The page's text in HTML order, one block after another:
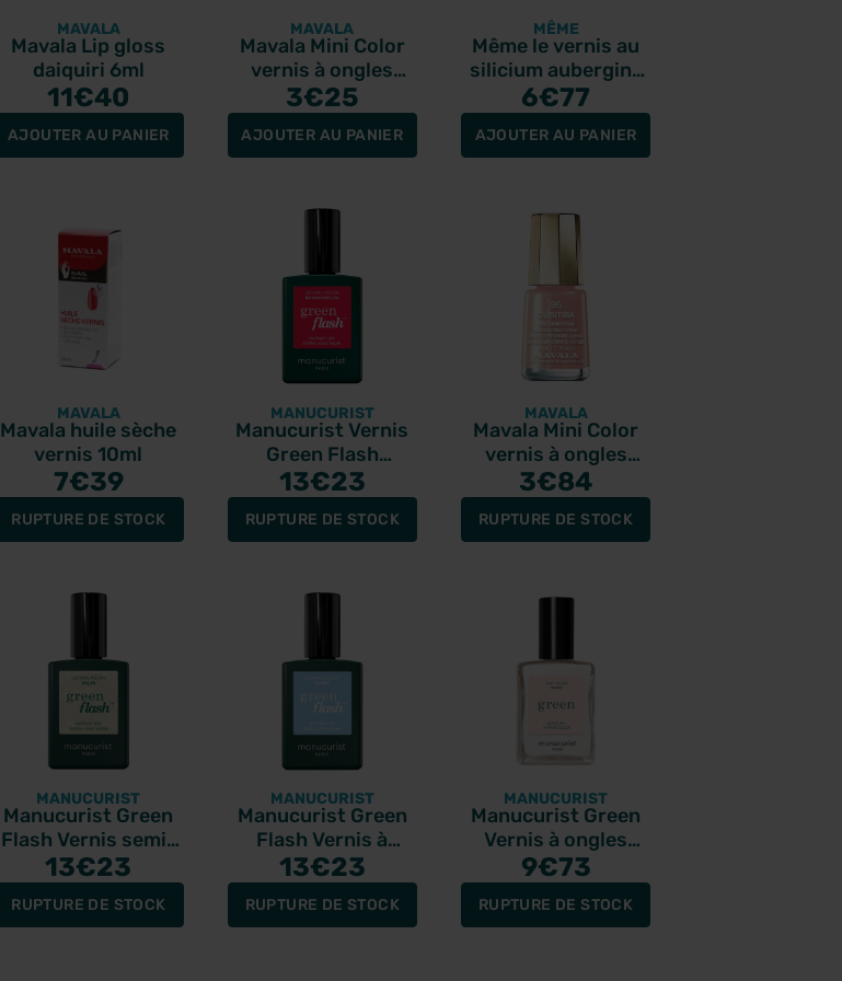
MAVALA
Mavala Lip gloss
daiquiri 6ml
11€40
AJOUTER AU PANIER
MAVALA
Mavala Mini Color
vernis à ongles
paillettes 412
Fashionista Black
3€25
AJOUTER AU PANIER
MÊME
Même le vernis au
silicium aubergine
10ml
6€77
AJOUTER AU PANIER
MAVALA
Mavala huile sèche
vernis 10ml
7€39
RUPTURE DE STOCK
MANUCURIST
Manucurist Vernis
Green Flash
Bougainvillea 15ml
13€23
RUPTURE DE STOCK
MAVALA
Mavala Mini Color
vernis à ongles
crème 95 Curitiba
3€84
RUPTURE DE STOCK
MANUCURIST
Manucurist Green
Flash Vernis semi-
permanent Solar
15ml
13€23
RUPTURE DE STOCK
MANUCURIST
Manucurist Green
Flash Vernis à
ongles Bubble 15ml
13€23
RUPTURE DE STOCK
MANUCURIST
Manucurist Green
Vernis à ongles
Snow 15ml
9€73
RUPTURE DE STOCK